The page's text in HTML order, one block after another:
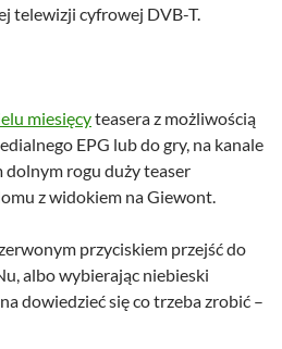
telewizji cyfrowej DVB-T.
miesięcyteasera z możliwością
EPG lub do gry, na kanale
dolnym rogu duży teaser
z widokiem na Giewont.
przyciskiem przejść do
albo wybierając niebieski
dowiedzieć się co trzeba zrobić –